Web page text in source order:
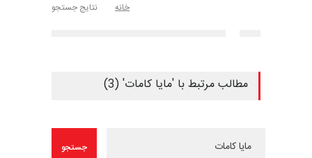
خانه نتایج جستجو
مطالب مرتبط با 'مایا کامات' (3)